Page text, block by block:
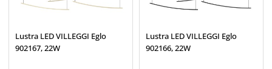
Lustra LED VILLEGGI Eglo
902167, 22W
Lustra LED VILLEGGI Eglo
902166, 22W